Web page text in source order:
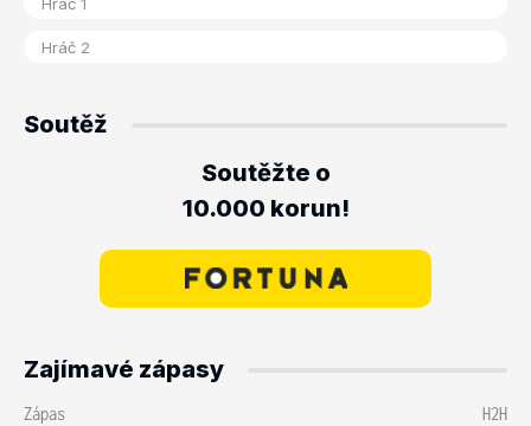
Soutěž
Soutěžte o
10.000 korun!
Zajímavé zápasy
Zápas
H2H